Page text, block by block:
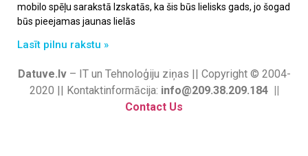
mobilo spēļu sarakstā Izskatās, ka šis būs lielisks gads, jo šogad
būs pieejamas jaunas lielās
Lasīt pilnu rakstu »
Datuve.lv– IT un Tehnoloģiju ziņas || Copyright © 2004-
2020 || Kontaktinformācija: info@209.38.209.184 ||
Contact Us